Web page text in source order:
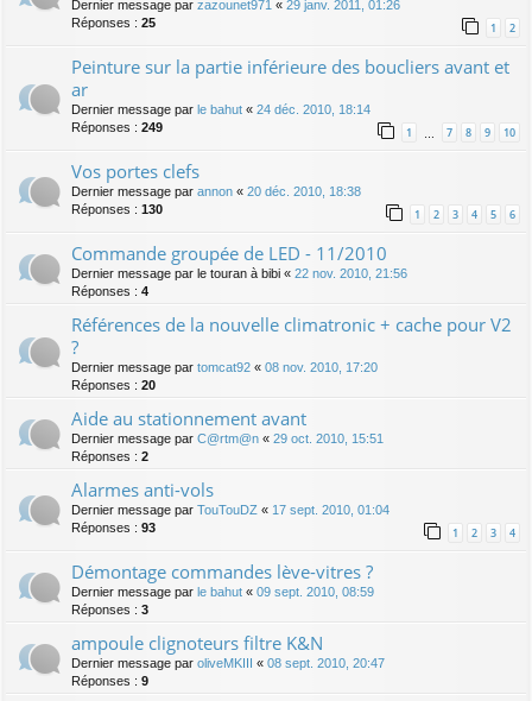
Dernier message par zazounet971 « 29 janv. 2011, 01:26
Réponses : 25 1 2
Peinture sur la partie inférieure des boucliers avant et
ar
Dernier message par le bahut « 24 déc. 2010, 18:14
Réponses : 249 1 … 7 8 9 10
Vos portes clefs
Dernier message par annon « 20 déc. 2010, 18:38
Réponses : 130 1 2 3 4 5 6
Commande groupée de LED - 11/2010
Dernier message par le touran à bibi « 22 nov. 2010, 21:56
Réponses : 4
Références de la nouvelle climatronic + cache pour V2
?
Dernier message par tomcat92 « 08 nov. 2010, 17:20
Réponses : 20
Aide au stationnement avant
Dernier message par C@rtm@n « 29 oct. 2010, 15:51
Réponses : 2
Alarmes anti-vols
Dernier message par TouTouDZ « 17 sept. 2010, 01:04
Réponses : 93 1 2 3 4
Démontage commandes lève-vitres ?
Dernier message par le bahut « 09 sept. 2010, 08:59
Réponses : 3
ampoule clignoteurs filtre K&N
Dernier message par oliveMKIII « 08 sept. 2010, 20:47
Réponses : 9